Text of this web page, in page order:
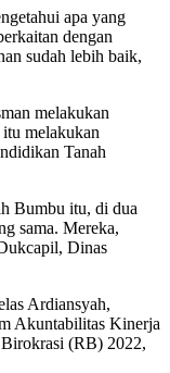
apa yang
dengan
sudah lebih baik,
melakukan
melakukan
Tanah
Bumbu itu, di dua
sama. Mereka,
Dinas
Ardiansyah,
Akuntabilitas Kinerja
(RB) 2022,